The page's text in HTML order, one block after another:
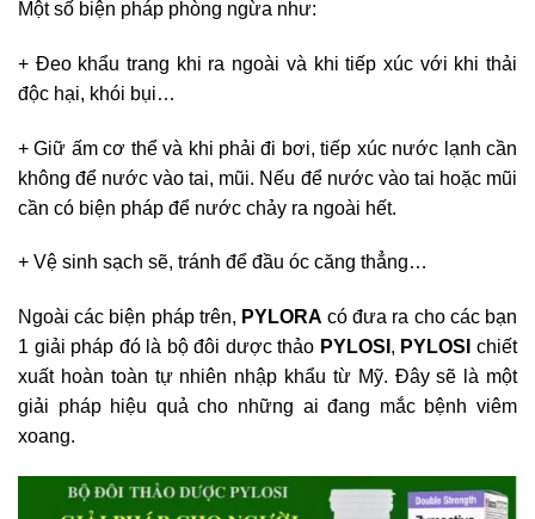
Một số biện pháp phòng ngừa như:
+ Đeo khẩu trang khi ra ngoài và khi tiếp xúc với khi thải
độc hại, khói bụi…
+ Giữ ấm cơ thể và khi phải đi bơi, tiếp xúc nước lạnh cần
không để nước vào tai, mũi. Nếu để nước vào tai hoặc mũi
cần có biện pháp để nước chảy ra ngoài hết.
+ Vệ sinh sạch sẽ, tránh để đầu óc căng thẳng…
Ngoài các biện pháp trên, PYLORA có đưa ra cho các bạn
1 giải pháp đó là bộ đôi dược thảo PYLOSI , PYLOSI chiết
xuất hoàn toàn tự nhiên nhập khẩu từ Mỹ. Đây sẽ là một
giải pháp hiệu quả cho những ai đang mắc bệnh viêm
xoang.